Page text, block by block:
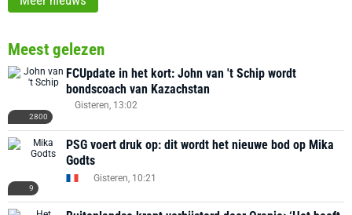
Meest gelezen
2800
FCUpdate in het kort: John van 't Schip wordt
bondscoach van Kazachstan
Gisteren, 13:02
9
PSG voert druk op: dit wordt het nieuwe bod op Mika
Godts
Gisteren, 10:21